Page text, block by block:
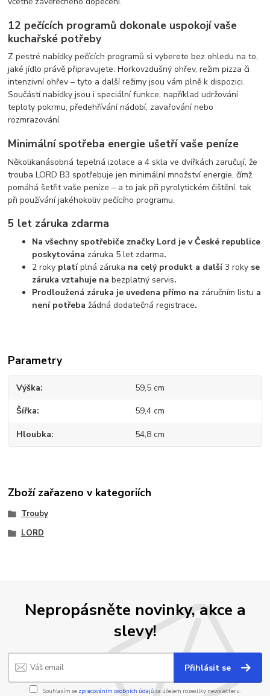
12 pečících programů dokonale uspokojí vaše
kuchařské potřeby
Z pestré nabídky pečících programů si vyberete bez ohledu na to,
jaké jídlo právě připravujete. Horkovzdušný ohřev, režim pizza či
intenzivní ohřev – tyto a další režimy jsou vám plně k dispozici.
Součástí nabídky jsou i speciální funkce, například udržování
teploty pokrmu, předehřívání nádobí, zavařování nebo
rozmrazování.
Minimální spotřeba energie ušetří vaše peníze
Několikanásobná tepelná izolace a 4 skla ve dvířkách zaručují, že
trouba LORD B3 spotřebuje jen minimální množství energie, čímž
pomáhá šetřit vaše peníze – a to jak při pyrolytickém čištění, tak
při používání jakéhokoliv pečícího programu.
5 let záruka zdarma
Na všechny spotřebiče značky Lord je v České republice
poskytována záruka 5 let zdarma.
2 roky platíplná záruka na celý produkt a další3 roky se
záruka vztahuje nabezplatný servis.
Prodloužená záruka je uvedena přímo na záručním listu a
není potřebažádná dodatečná registrace.
Parametry
Výška 59,5 cm
Šířka 59,4 cm
Hloubka 54,8 cm
Zboží zařazeno v kategoriích
Trouby
LORD
Nepropásněte novinky, akce a
slevy!
Přihlásit se
Souhlasím se zpracováním osobních údajůza účelem rozesílky newsletteru.